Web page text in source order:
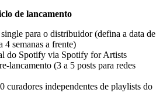
de lancamento
para o distribuidor (defina a data de
4 semanas a frente)
do Spotify via Spotify for Artists
lancamento (3 a 5 posts para redes
curadores independentes de playlists do